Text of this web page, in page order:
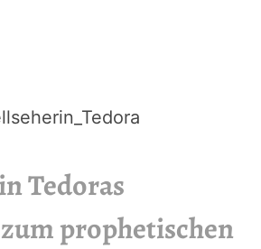
Tedoras
prophetischen